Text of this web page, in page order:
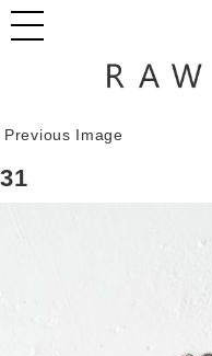
Previous Image
31